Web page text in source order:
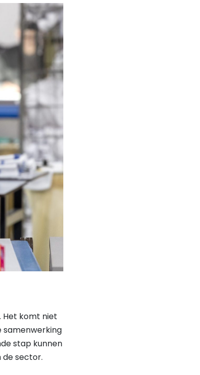
Het komt niet
samenwerking
stap kunnen
de sector.